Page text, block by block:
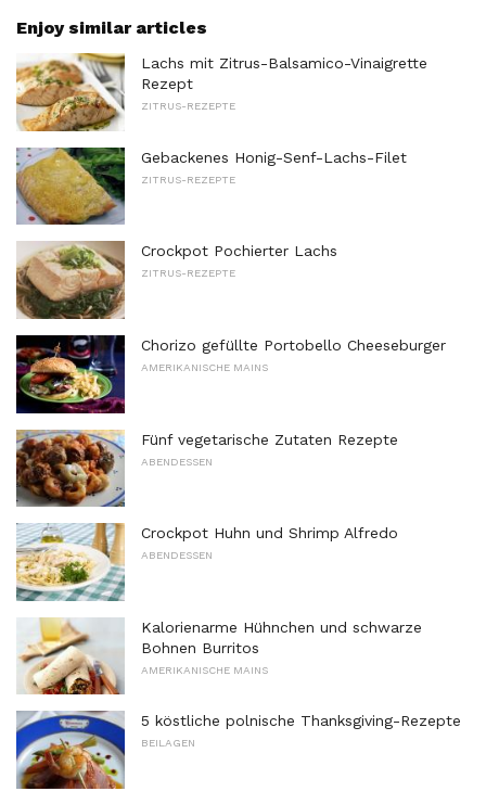
Enjoy similar articles
Lachs mit Zitrus-Balsamico-Vinaigrette
Rezept
ZITRUS-REZEPTE
Gebackenes Honig-Senf-Lachs-Filet
ZITRUS-REZEPTE
Crockpot Pochierter Lachs
ZITRUS-REZEPTE
Chorizo ​​gefüllte Portobello Cheeseburger
AMERIKANISCHE MAINS
Fünf vegetarische Zutaten Rezepte
ABENDESSEN
Crockpot Huhn und Shrimp Alfredo
ABENDESSEN
Kalorienarme Hühnchen und schwarze
Bohnen Burritos
AMERIKANISCHE MAINS
5 köstliche polnische Thanksgiving-Rezepte
BEILAGEN